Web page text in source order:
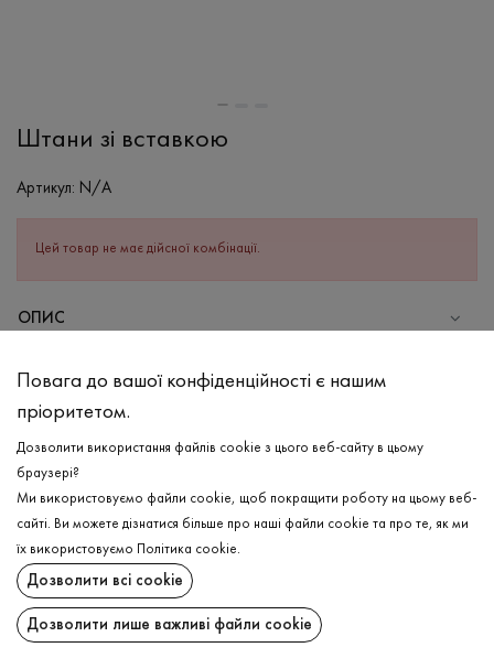
Штани зі вставкою
Артикул: N/A
Цей товар не має дійсної комбінації.
ОПИС
Бавовна - 95%, Еластан - 5%
Прання в холодній воді (до 30 ° C)
Відбілювання заборонено
Прасувати при середній температурі
Щадний віджим і сушка
Щадна хімчистка
ДОСТАВКА
ПОВЕРНЕННЯ
Повага до вашої конфіденційності є нашим
пріоритетом.
Дозволити використання файлів cookie з цього веб-сайту в цьому
браузері?
Ми використовуємо файли cookie, щоб покращити роботу на цьому веб-
сайті. Ви можете дізнатися більше про наші файли cookie та про те, як ми
їх використовуємо
Політика cookie.
Дозволити всі cookie
Дозволити лише важливі файли cookie